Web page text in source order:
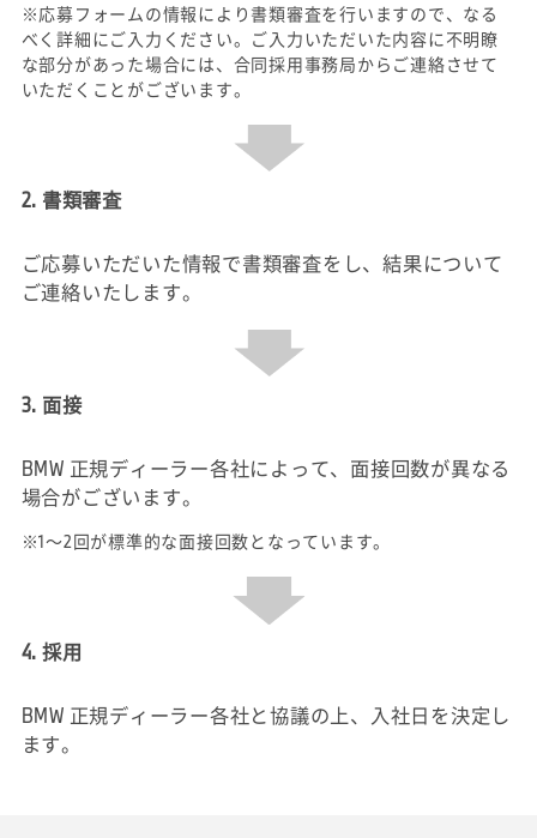
※応募フォームの情報により書類審査を行いますので、なる
べく詳細にご入力ください。ご入力いただいた内容に不明瞭
な部分があった場合には、合同採用事務局からご連絡させて
いただくことがございます。
2. 書類審査
ご応募いただいた情報で書類審査をし、結果について
ご連絡いたします。
3. 面接
BMW 正規ディーラー各社によって、面接回数が異なる
場合がございます。
※1～2回が標準的な面接回数となっています。
4. 採用
BMW 正規ディーラー各社と協議の上、入社日を決定し
ます。